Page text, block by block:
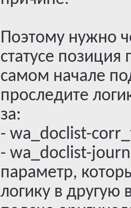
Поэтому нужно
статусе
самом начале
проследите
за:
- wa_doclist-
- wa_doclist-
параметр,
логику в другую